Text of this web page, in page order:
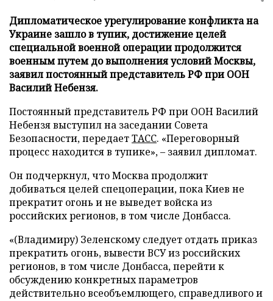
Дипломатическое урегулирование конфликта на
Украине зашло в тупик, достижение целей
специальной военной операции продолжится
военным путем до выполнения условий Москвы,
заявил постоянный представитель РФ при ООН
Василий Небензя.
Постоянный представитель РФ при ООН Василий
Небензя выступил на заседании Совета
Безопасности, передаетТАСС. «Переговорный
процесс находится в тупике», – заявил дипломат.
Он подчеркнул, что Москва продолжит
добиваться целей спецоперации, пока Киев не
прекратит огонь и не выведет войска из
российских регионов, в том числе Донбасса.
«(Владимиру) Зеленскому следует отдать приказ
прекратить огонь, вывести ВСУ из российских
регионов, в том числе Донбасса, перейти к
обсуждению конкретных параметров
действительно всеобъемлющего, справедливого и